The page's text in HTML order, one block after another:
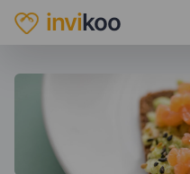
invikoo